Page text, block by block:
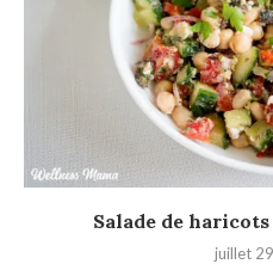
Salade de
juillet